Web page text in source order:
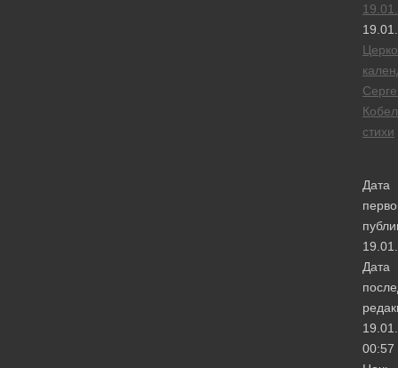
стихи
Дата
Дата
00:57